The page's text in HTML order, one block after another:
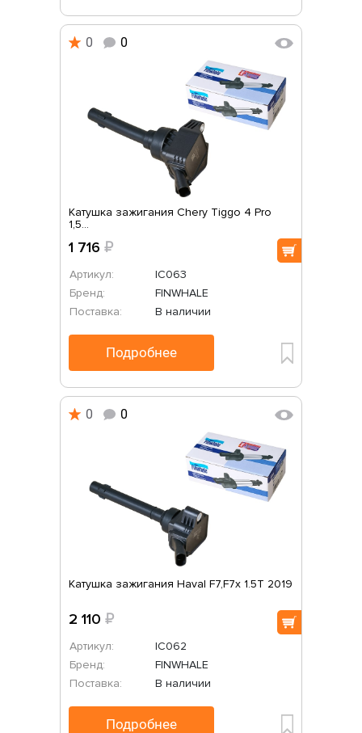
0 0
Катушка зажигания Chery Tiggo 4 Pro
1,5...
1 716 ₽
Артикул:
IC063
Бренд:
FINWHALE
Поставка:
В наличии
Подробнее
0 0
Катушка зажигания Haval F7,F7x 1.5T 2019
2 110 ₽
Артикул:
IC062
Бренд:
FINWHALE
Поставка:
В наличии
Подробнее